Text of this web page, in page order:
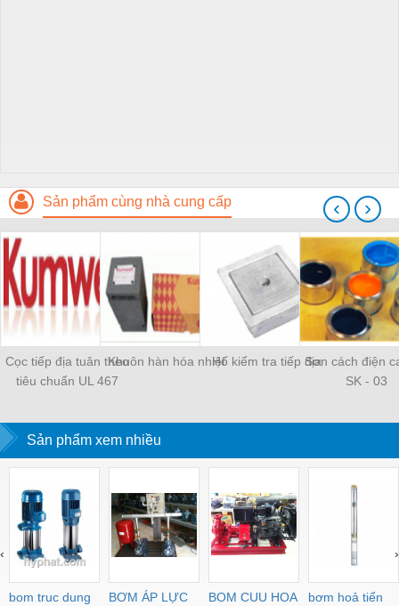
Sản phẩm cùng nhà cung cấp
Cọc tiếp địa tuân theo
tiêu chuẩn UL 467
Khuôn hàn hóa nhiệtHố kiểm tra tiếp địaSơn cách điện
SK - 03
‹ ›
Sản phẩm xem nhiều
bom truc dung
BƠM ÁP LỰC
BOM CUU HOA
bơm hoả tiển
‹ ›